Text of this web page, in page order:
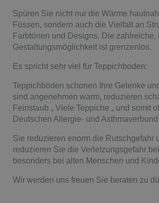
Spüren Sie nicht nur die Wärme
Füssen, sondern auch die Vielfalt an
Farbtönen und Designs. Die
Gestaltungsmöglichkeit ist grenzenlos.
Es spricht sehr viel für Teppichboden:
Teppichböden schonen Ihre Gelenke
sind angenehmen warm, reduzieren
Feinstaub „ Viele Teppiche „ und somit
Deutschen Allergie- und
Sie reduzieren enorm die Rutschgefahr
reduzieren Sie die Verletzungsgefahr
besonders bei alten Menschen und
Wir werden uns freuen Sie beraten zu